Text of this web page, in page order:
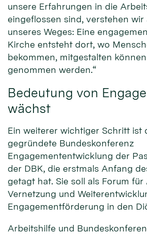
unsere Erfahrungen in die
eingeflossen sind, verstehen wir
unseres Weges: Eine
Kirche entsteht dort, wo
bekommen, mitgestalten
genommen werden.“
Bedeutung von
wächst
Ein weiterer wichtiger Schritt ist
gegründete Bundeskonferenz
Engagemententwicklung der
der DBK, die erstmals Anfang
getagt hat. Sie soll als Forum für
Vernetzung und
Engagementförderung in den
Arbeitshilfe und